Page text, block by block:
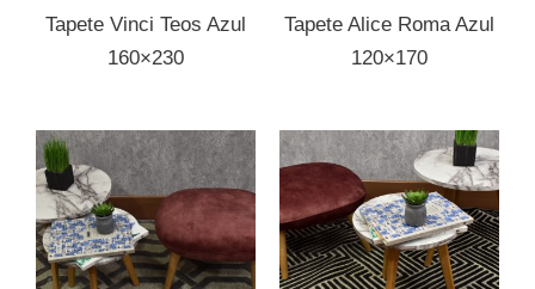
Tapete Vinci Teos Azul
160×230
Tapete Alice Roma Azul
120×170